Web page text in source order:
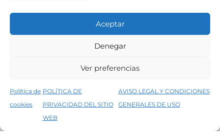
Aceptar
Denegar
Ver preferencias
Política de
cookies
POLÍTICA DE
PRIVACIDAD DEL SITIO
WEB
AVISO LEGAL Y CONDICIONES
GENERALES DE USO
5% de descuento en tu primera compra, utiliza el código PRIMERACOMPRA
Condiciones generales de venta
Política de privacidad del sitio web
©2026 Decopintur- todos los derechos